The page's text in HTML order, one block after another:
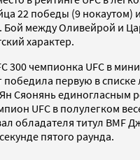
22 победы (9 нокаутом)
Бой между Оливейрой и
характер.
300 чемпионка UFC в
первую в
Сяонянь единогласным
UFC в полулегком
обладателя титул BMF
пятого раунда.